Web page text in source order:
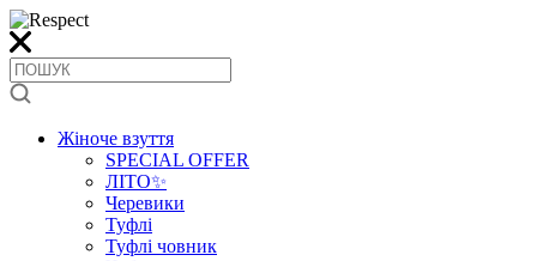
Жіноче взуття
SPECIAL OFFER
ЛІТО✨
Черевики
Туфлі
Туфлі човник